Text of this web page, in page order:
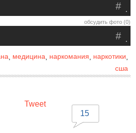
.
#
обсудить фото (0)
.
#
, медицина, наркомания наркотики
сша
Tweet
15